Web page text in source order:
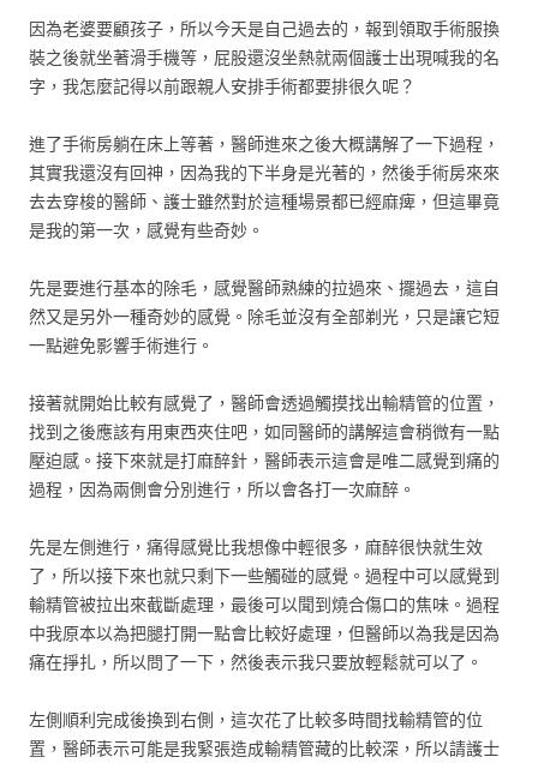
因為老婆要顧孩子，所以今天是自己過去的，報到領取手術服換
裝之後就坐著滑手機等，屁股還沒坐熱就兩個護士出現喊我的名
字，我怎麼記得以前跟親人安排手術都要排很久呢？
進了手術房躺在床上等著，醫師進來之後大概講解了一下過程，
其實我還沒有回神，因為我的下半身是光著的，然後手術房來來
去去穿梭的醫師、護士雖然對於這種場景都已經麻痺，但這畢竟
是我的第一次，感覺有些奇妙。
先是要進行基本的除毛，感覺醫師熟練的拉過來、擺過去，這自
然又是另外一種奇妙的感覺。除毛並沒有全部剃光，只是讓它短
一點避免影響手術進行。
接著就開始比較有感覺了，醫師會透過觸摸找出輸精管的位置，
找到之後應該有用東西夾住吧，如同醫師的講解這會稍微有一點
壓迫感。接下來就是打麻醉針，醫師表示這會是唯二感覺到痛的
過程，因為兩側會分別進行，所以會各打一次麻醉。
先是左側進行，痛得感覺比我想像中輕很多，麻醉很快就生效
了，所以接下來也就只剩下一些觸碰的感覺。過程中可以感覺到
輸精管被拉出來截斷處理，最後可以聞到燒合傷口的焦味。過程
中我原本以為把腿打開一點會比較好處理，但醫師以為我是因為
痛在掙扎，所以問了一下，然後表示我只要放輕鬆就可以了。
左側順利完成後換到右側，這次花了比較多時間找輸精管的位
置，醫師表示可能是我緊張造成輸精管藏的比較深，所以請護士